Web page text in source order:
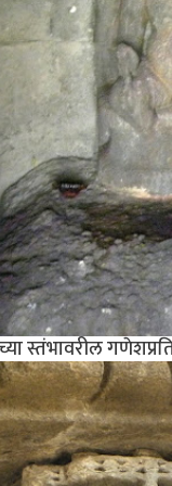
स्तंभावरील